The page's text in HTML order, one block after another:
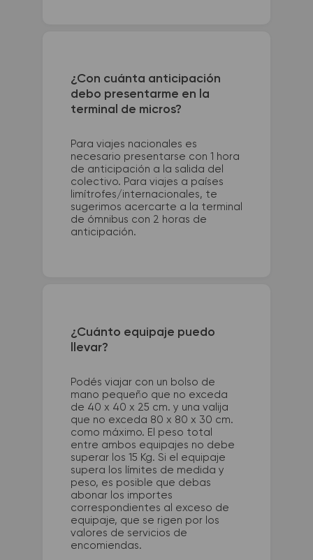
¿Con cuánta anticipación
debo presentarme en la
terminal de micros?
Para viajes nacionales es
necesario presentarse con 1 hora
de anticipación a la salida del
colectivo. Para viajes a países
limítrofes/internacionales, te
sugerimos acercarte a la terminal
de ómnibus con 2 horas de
anticipación.
¿Cuánto equipaje puedo
llevar?
Podés viajar con un bolso de
mano pequeño que no exceda
de 40 x 40 x 25 cm. y una valija
que no exceda 80 x 80 x 30 cm.
como máximo. El peso total
entre ambos equipajes no debe
superar los 15 Kg. Si el equipaje
supera los límites de medida y
peso, es posible que debas
abonar los importes
correspondientes al exceso de
equipaje, que se rigen por los
valores de servicios de
encomiendas.